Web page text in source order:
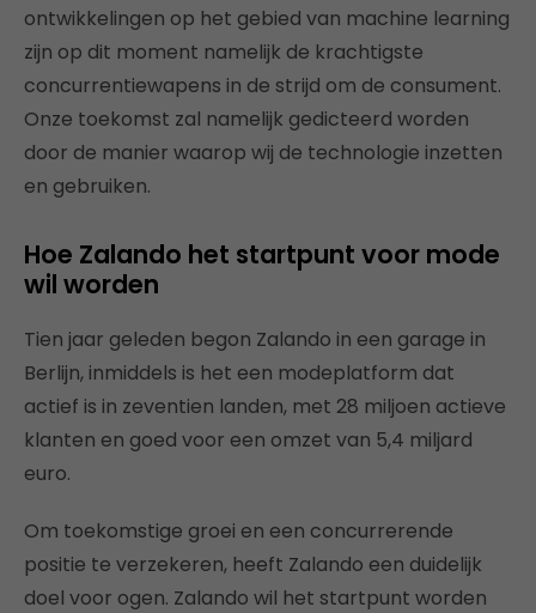
ontwikkelingen op het gebied van machine learning
zijn op dit moment namelijk de krachtigste
concurrentiewapens in de strijd om de consument.
Onze toekomst zal namelijk gedicteerd worden
door de manier waarop wij de technologie inzetten
en gebruiken.
Hoe Zalando het startpunt voor mode
wil worden
Tien jaar geleden begon Zalando in een garage in
Berlijn, inmiddels is het een modeplatform dat
actief is in zeventien landen, met 28 miljoen actieve
klanten en goed voor een omzet van 5,4 miljard
euro.
Om toekomstige groei en een concurrerende
positie te verzekeren, heeft Zalando een duidelijk
doel voor ogen. Zalando wil het startpunt worden